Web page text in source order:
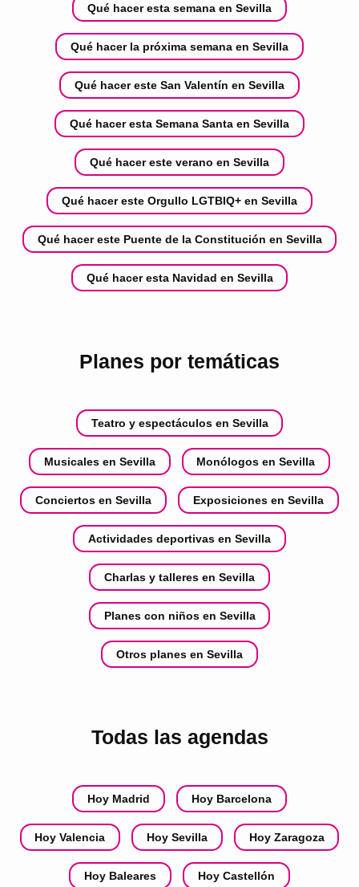
Qué hacer esta semana en Sevilla
Qué hacer la próxima semana en Sevilla
Qué hacer este San Valentín en Sevilla
Qué hacer esta Semana Santa en Sevilla
Qué hacer este verano en Sevilla
Qué hacer este Orgullo LGTBIQ+ en Sevilla
Qué hacer este Puente de la Constitución en Sevilla
Qué hacer esta Navidad en Sevilla
Planes por temáticas
Teatro y espectáculos en Sevilla
Musicales en Sevilla Monólogos en Sevilla
Conciertos en Sevilla Exposiciones en Sevilla
Actividades deportivas en Sevilla
Charlas y talleres en Sevilla
Planes con niños en Sevilla
Otros planes en Sevilla
Todas las agendas
Hoy Madrid Hoy Barcelona
Hoy Valencia Hoy Sevilla Hoy Zaragoza
Hoy Baleares Hoy Castellón